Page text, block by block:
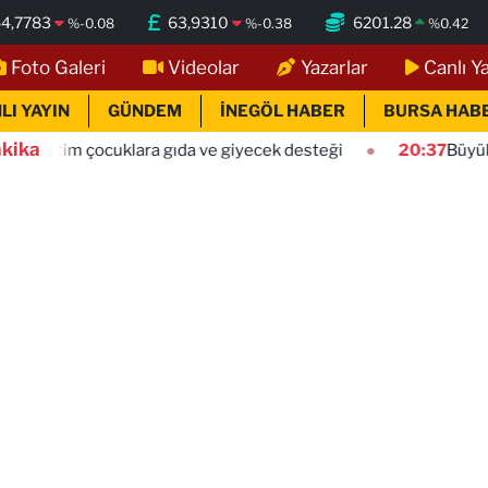
%-0.08 63,9310 %-0.38 6201.28 %0.42
Foto Galeri Videolar Yazarlar Canlı
YAYIN GÜNDEM İNEGÖL HABER BURSA
gıda ve giyecek desteği 20:37Büyükçekmece